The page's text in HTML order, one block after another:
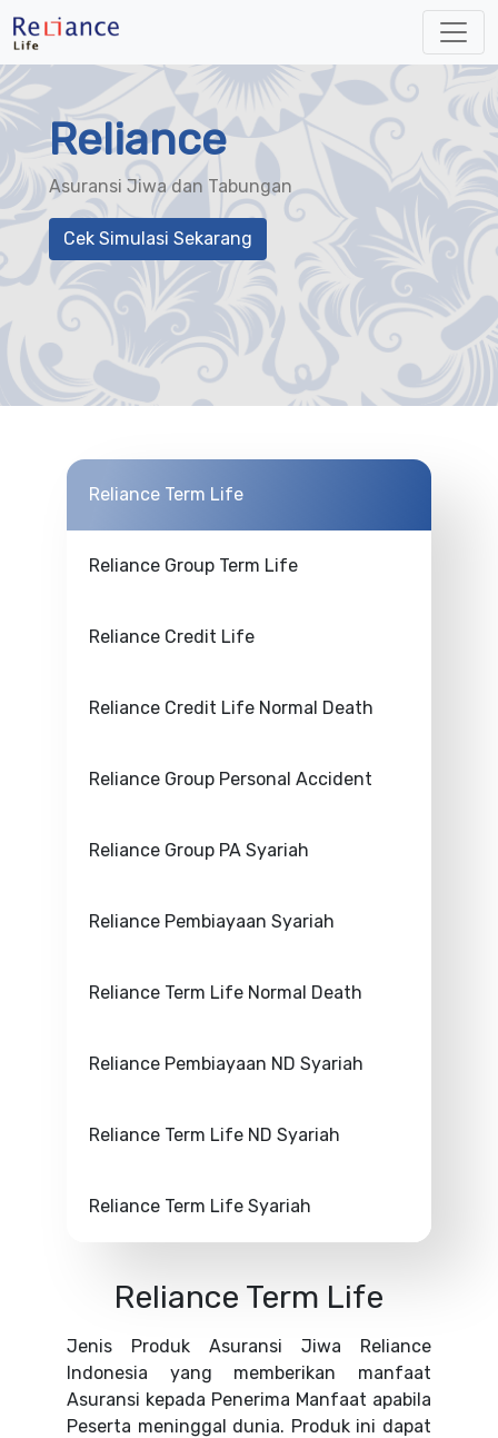
Reliance
Asuransi Jiwa dan Tabungan
Cek Simulasi Sekarang
Reliance Term Life
Reliance Group Term Life
Reliance Credit Life
Reliance Credit Life Normal Death
Reliance Group Personal Accident
Reliance Group PA Syariah
Reliance Pembiayaan Syariah
Reliance Term Life Normal Death
Reliance Pembiayaan ND Syariah
Reliance Term Life ND Syariah
Reliance Term Life Syariah
Reliance Term Life
Jenis Produk Asuransi Jiwa Reliance
Indonesia yang memberikan manfaat
Asuransi kepada Penerima Manfaat apabila
Peserta meninggal dunia. Produk ini dapat